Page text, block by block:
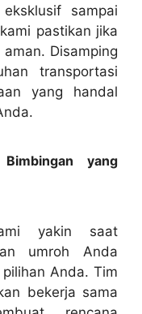
sampai
pastikan jika
Disamping
transportasi
yang handal
yang
yakin saat
umroh Anda
Anda. Tim
bekerja sama